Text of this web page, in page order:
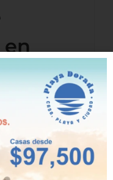
en
Oeste ha
aumento
Esta